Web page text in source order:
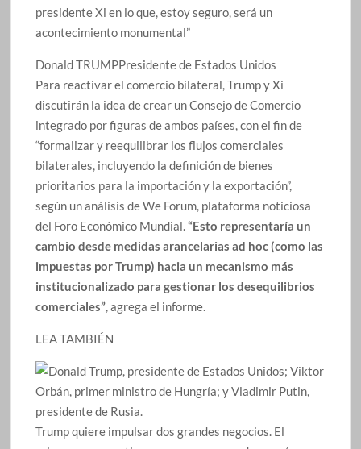
presidente Xi en lo que, estoy seguro, será un
acontecimiento monumental
Donald TRUMPPresidente de Estados Unidos
Para reactivar el comercio bilateral, Trump y Xi
discutirán la idea de crear un Consejo de Comercio
integrado por figuras de ambos países, con el fin de
“formalizar y reequilibrar los flujos comerciales
bilaterales, incluyendo la definición de bienes
prioritarios para la importación y la exportación”,
según un análisis de We Forum, plataforma noticiosa
del Foro Económico Mundial.“Esto representaría un
cambio desde medidas arancelarias ad hoc (como las
impuestas por Trump) hacia un mecanismo más
institucionalizado para gestionar los desequilibrios
comerciales”, agrega el informe.
LEA TAMBIÉN
Trump quiere impulsar dos grandes negocios. El